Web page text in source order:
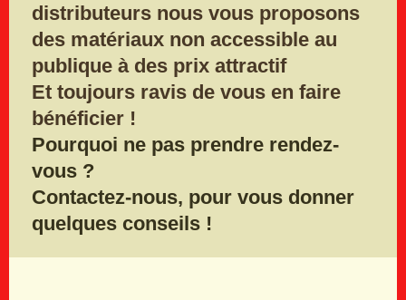
distributeurs nous vous proposons
des matériaux non accessible au
publique à des prix attractif
Et toujours ravis de vous en faire
bénéficier !
Pourquoi ne pas prendre rendez-
vous ?
Contactez-nous, pour vous donner
quelques conseils !